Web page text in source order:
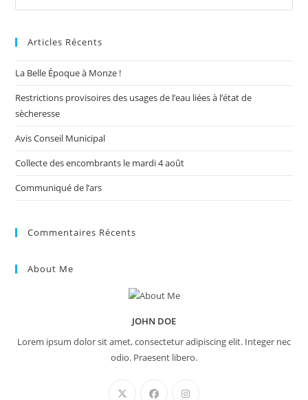
Articles Récents
La Belle Époque à Monze !
Restrictions provisoires des usages de l’eau liées à l’état de
sècheresse
Avis Conseil Municipal
Collecte des encombrants le mardi 4 août
Communiqué de l’ars
Commentaires Récents
About Me
JOHN DOE
Lorem ipsum dolor sit amet, consectetur adipiscing elit. Integer nec
odio. Praesent libero.